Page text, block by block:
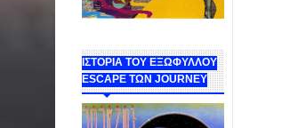
ΙΣΤΟΡΙΑ ΤΟΥ ΕΞΩΦΥΛΛΟΥ
ESCAPE ΤΩΝ JOURNEY